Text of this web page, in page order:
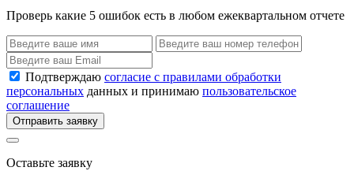
Проверь какие 5 ошибок есть в любом ежеквартальном отчете
Подтверждаю согласие с правилами обработки
персональных данных и принимаю пользовательское
соглашение
Отправить заявку
Оставьте заявку